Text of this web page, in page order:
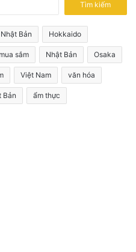
m
k
i
ế
c
h
Bản Hokkaido
mua sắm Nhật Bản Osaka
Việt Nam văn hóa
Bản ẩm thực